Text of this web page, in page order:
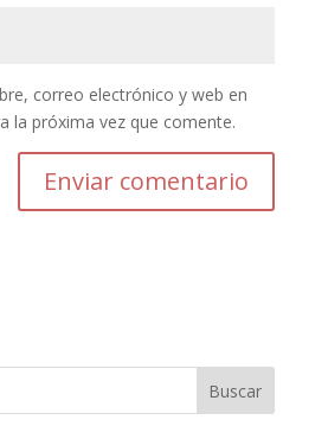
correo electrónico y web en
la próxima vez que comente.